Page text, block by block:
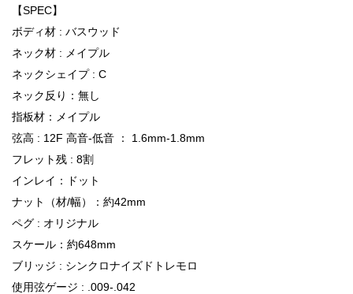
【SPEC】
ボディ材 : バスウッド
ネック材 : メイプル
ネックシェイプ : C
ネック反り：無し
指板材：メイプル
弦高 : 12F 高音-低音 ： 1.6mm-1.8mm
フレット残 : 8割
インレイ：ドット
ナット（材/幅）：約42mm
ペグ : オリジナル
スケール：約648mm
ブリッジ : シンクロナイズドトレモロ
使用弦ゲージ : .009-.042